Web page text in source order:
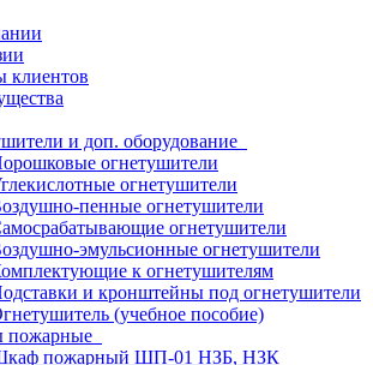
клиентов
и доп. оборудование
огнетушители
огнетушители
пенные огнетушители
огнетушители
эмульсионные огнетушители
к огнетушителям
и кронштейны под огнетушители
(учебное пособие)
пожарный ШП-01 НЗБ, НЗК